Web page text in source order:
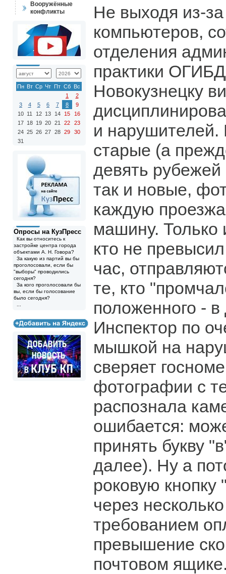
Вооружённые
конфликты
Пн Вт Ср Чт Пт Сб Вс
1
2
3
4 5 6 7 8
9
10 11 12 13 14 15
16
17 18 19 20 21 22
23
24 25 26 27 28 29
30
31
Опросы на КузПресс
Как вы относитесь к
застройке центра города
объектами А. Н. Говора?
За какую из партий вы бы
проголосовали, если бы
"выборы" проводились
сегодня?
За кого проголосовали бы
вы, если бы голосование
было сегодня?
Не выходя из-
компьютеров,
отделения
практики
Новокузнецку
и нарушителей.
старые (а
девять
так и новые,
каждую
машину. Только
кто не
час,
те, кто
положенного - в
Инспектор по
мышкой на
сверяет
фотографии с
распознала
ошибается:
принять букву
далее). Ну а
роковую кнопку
через
требованием
превышение
почтовом